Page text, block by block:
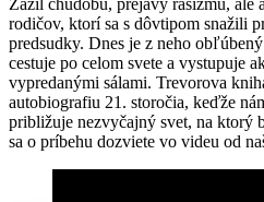
rodičov, ktorí sa s dôvtipom snažili
predsudky. Dnes je z neho
cestuje po celom svete a vystupuje
vypredanými sálami. Trevorova
autobiografiu 21. storočia, keďže
približuje nezvyčajný svet, na ktorý
sa o príbehu dozviete vo videu od